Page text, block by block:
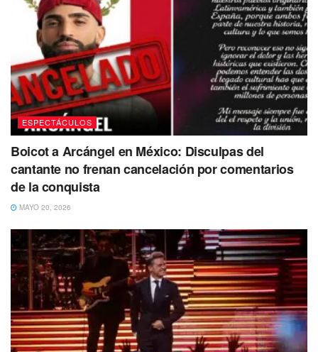
ESPECTÁCULOS
Boicot a Arcángel en México: Disculpas del
cantante no frenan cancelación por comentarios
de la conquista
MAYO 20, 2026